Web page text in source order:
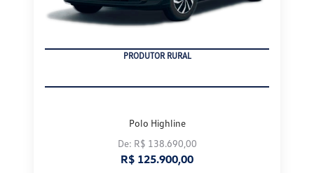
CNPJ
Polo Highline
De: R$ 138.690,00
R$ 125.900,00